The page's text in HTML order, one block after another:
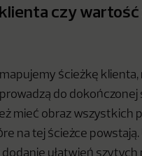
czy
ścieżkę klienta,
do dokończonej
mieć obraz wszystkich
na tej ścieżce